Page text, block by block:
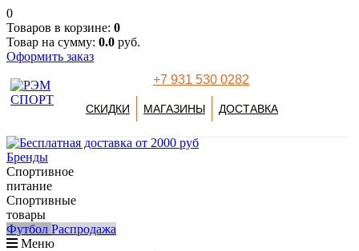
0
Товаров в корзине: 0
Товар на сумму: 0.0 руб.
Оформить заказ
+7 931 530 0282
СКИДКИ МАГАЗИНЫ ДОСТАВКА
Бренды
Спортивное
питание
Спортивные
товары
Футбол Распродажа
Меню